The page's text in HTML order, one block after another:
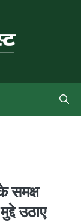
समक्ष
उठाए